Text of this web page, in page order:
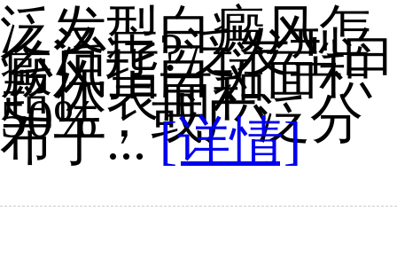
泛发型白癜风怎
么治疗?泛发型白
癜风指白斑面积
超体表面积
50%，或广泛分
布于...[详情]